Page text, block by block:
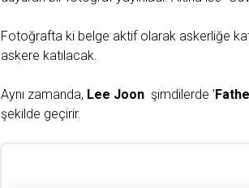
Fotoğrafta ki belge aktif olarak askerliğe
askere katılacak.
Aynı zamanda, Lee Joon şimdilerde '
şekilde geçirir.